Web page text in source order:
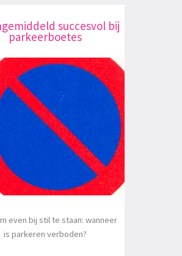
succesvol bij
parkeerboetes
even bij stil te staan: wanneer
is parkeren verboden?